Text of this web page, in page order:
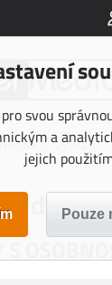
svou
a
jejich
o